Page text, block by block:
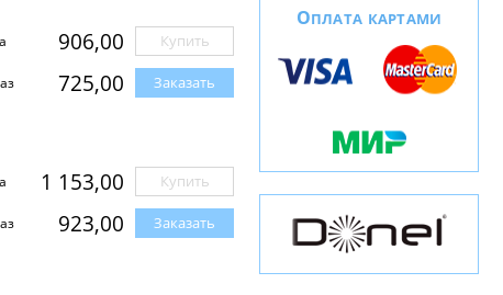
906,00 Купить
725,00 Заказать
1 153,00 Купить
923,00 Заказать
ОПЛАТА КАРТАМИ